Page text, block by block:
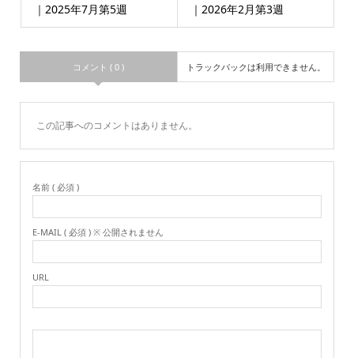
｜2025年7月第5週
｜2026年2月第3週
コメント ( 0 ) トラックバックは利用できません。
この記事へのコメントはありません。
名前 ( 必須 )
E-MAIL ( 必須 ) ※ 公開されません
URL